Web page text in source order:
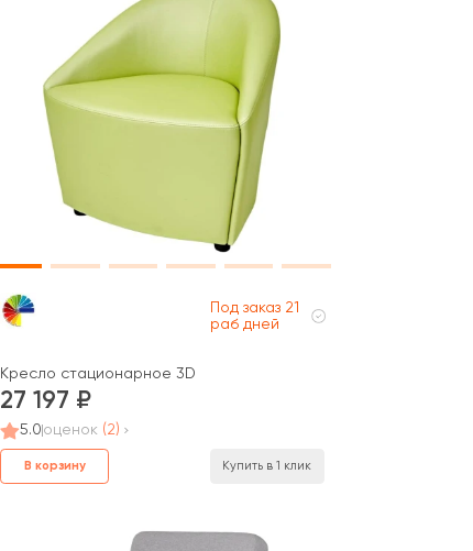
Под заказ 21
раб дней
Кресло стационарное 3D
27 197
5.0оценок (2)
В корзину Купить в 1 клик